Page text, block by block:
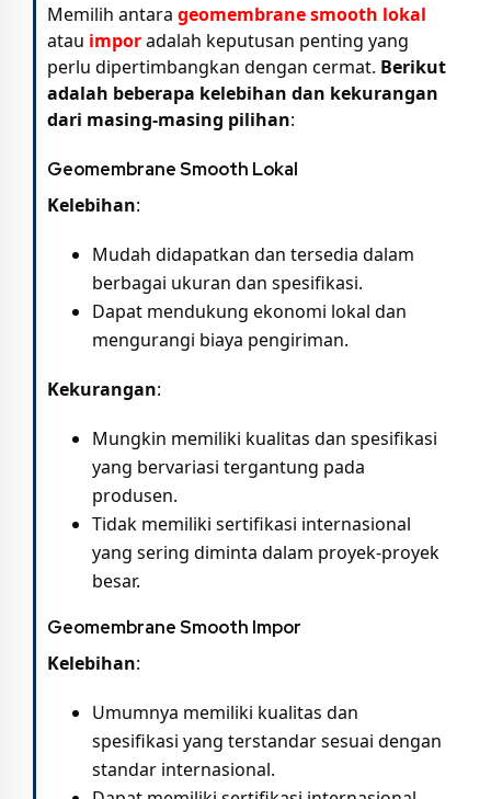
Memilih antara geomembrane smooth lokal
atau imporadalah keputusan penting yang
perlu dipertimbangkan dengan cermat. Berikut
adalah beberapa kelebihan dan kekurangan
dari masing-masing pilihan:
Geomembrane Smooth Lokal
Kelebihan:
Mudah didapatkan dan tersedia dalam
berbagai ukuran dan spesifikasi.
Dapat mendukung ekonomi lokal dan
mengurangi biaya pengiriman.
Kekurangan:
Mungkin memiliki kualitas dan spesifikasi
yang bervariasi tergantung pada
produsen.
Tidak memiliki sertifikasi internasional
yang sering diminta dalam proyek-proyek
besar.
Geomembrane Smooth Impor
Kelebihan:
Umumnya memiliki kualitas dan
spesifikasi yang terstandar sesuai dengan
standar internasional.